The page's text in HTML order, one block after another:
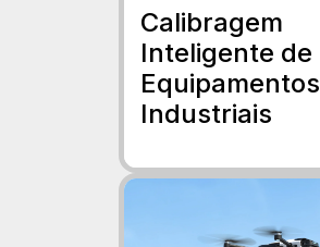
Calibragem
Inteligente de
Equipamentos
Industriais